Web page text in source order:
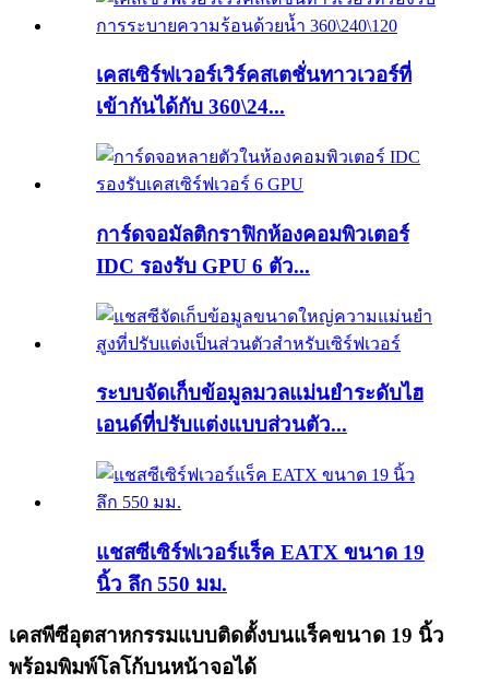
เคสเซิร์ฟเวอร์เวิร์คสเตชั่นทาวเวอร์ที่
เข้ากันได้กับ 360\24...
การ์ดจอมัลติกราฟิกห้องคอมพิวเตอร์
IDC รองรับ GPU 6 ตัว...
ระบบจัดเก็บข้อมูลมวลแม่นยำระดับไฮ
เอนด์ที่ปรับแต่งแบบส่วนตัว...
แชสซีเซิร์ฟเวอร์แร็ค EATX ขนาด 19
นิ้ว ลึก 550 มม.
เคสพีซีอุตสาหกรรมแบบติดตั้งบนแร็คขนาด 19 นิ้ว
พร้อมพิมพ์โลโก้บนหน้าจอได้